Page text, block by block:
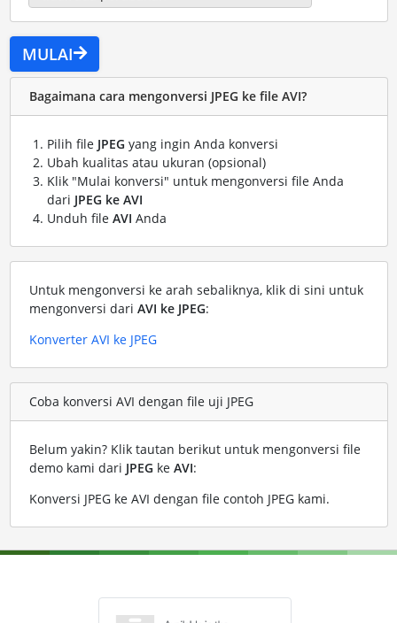
MULAI
Bagaimana cara mengonversi JPEG ke file AVI?
Pilih file JPEG yang ingin Anda konversi
Ubah kualitas atau ukuran (opsional)
Klik "Mulai konversi" untuk mengonversi file Anda
dari JPEG ke AVI
Unduh file AVI Anda
Untuk mengonversi ke arah sebaliknya, klik di sini untuk
mengonversi dari AVI ke JPEG:
Konverter AVI ke JPEG
Coba konversi AVI dengan file uji JPEG
Belum yakin? Klik tautan berikut untuk mengonversi file
demo kami dari JPEG ke AVI:
Konversi JPEG ke AVI dengan file contoh JPEG kami.